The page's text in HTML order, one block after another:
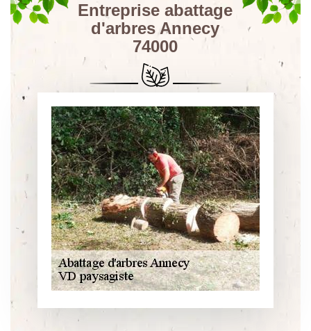
Entreprise abattage
d'arbres Annecy
74000